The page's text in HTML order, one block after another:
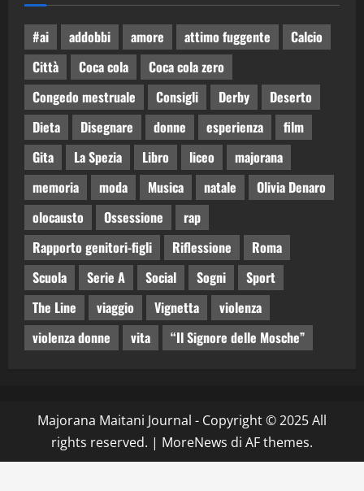
#ai addobbi amore attimo fuggente
Calcio
Città
Coca cola
Coca cola zero
Congedo mestruale
Consigli Derby
Deserto
Dieta
Disegnare donne esperienza
film
Gita
La Spezia Libro liceo
majorana
memoria
moda Musica natale
Olivia Denaro
olocausto
Ossessione
rap
Rapporto genitori-figli
Riflessione
Roma
Scuola
Serie A Social Sogni
Sport
The Line
viaggio Vignetta
violenza
violenza donne
vita “Il Signore delle Mosche”
Majorana Maitani Journal - Copyright © 2025 All
rights reserved. | MoreNews di AF themes.